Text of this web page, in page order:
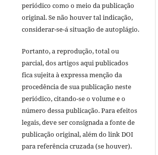
periódico como o meio da publicação
original. Se não houver tal indicação,
considerar-se-á situação de autoplágio.
Portanto, a reprodução, total ou
parcial, dos artigos aqui publicados
fica sujeita à expressa menção da
procedência de sua publicação neste
periódico, citando-se o volume e o
número dessa publicação. Para efeitos
legais, deve ser consignada a fonte de
publicação original, além do link DOI
para referência cruzada (se houver).